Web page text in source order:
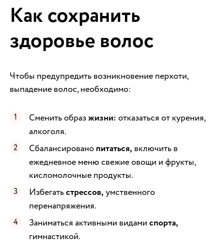
Как сохранить
здоровье волос
Чтобы предупредить возникновение перхоти,
выпадение волос, необходимо:
Сменить образжизни: отказаться от курения,
алкоголя.
Сбалансировано питаться, включить в
ежедневное меню свежие овощи и фрукты,
кисломолочные продукты.
Избегатьстрессов, умственного
перенапряжения.
Заниматься активными видами спорта,
гимнастикой.